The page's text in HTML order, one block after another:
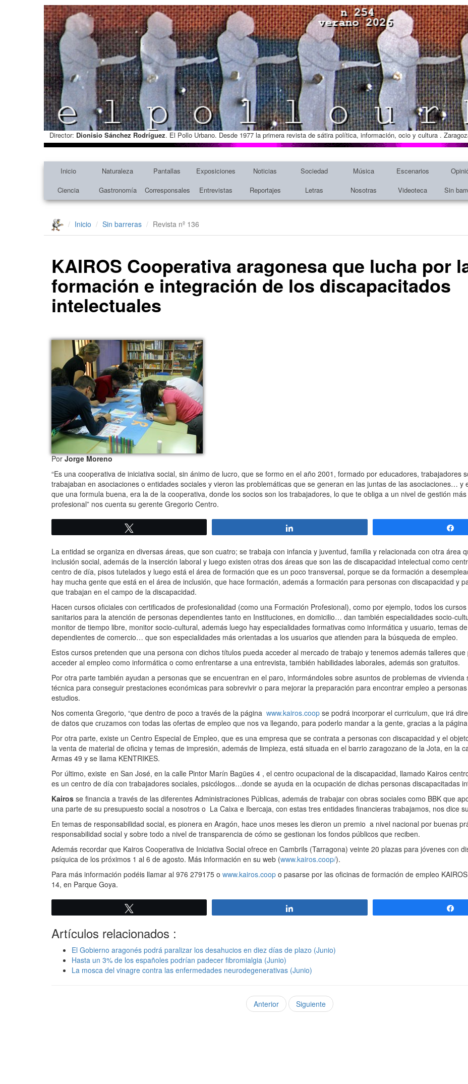
Director: Dionisio Sánchez Rodríguez. El Pollo Urbano. Desde 1977 la primera revista de sátira política, información, ocio y cultura .
Inicio Naturaleza Pantallas Exposiciones Noticias Sociedad Música Escenarios
Ciencia
Gastronomía Corresponsales Entrevistas Reportajes Letras Nosotras Videoteca Sin
Inicio Sin barreras Revista nº 136
KAIROS Cooperativa aragonesa que lucha por
formación e integración de los discapacitados
intelectuales
PorJorge Moreno
“Es una cooperativa de iniciativa social, sin ánimo de lucro, que se formo en el año 2001, formado por educadores, trabajadores
trabajaban en asociaciones o entidades sociales y vieron las problemáticas que se generan en las juntas de las asociaciones… y
que una formula buena, era la de la cooperativa, donde los socios son los trabajadores, lo que te obliga a un nivel de gestión
profesional” nos cuenta su gerente Gregorio Centro.
La entidad se organiza en diversas áreas, que son cuatro; se trabaja con infancia y juventud, familia y relacionada con otra área
inclusión social, además de la inserción laboral y luego existen otras dos áreas que son las de discapacidad intelectual como
centro de día, pisos tutelados y luego está el área de formación que es un poco transversal, porque se da formación a
hay mucha gente que está en el área de inclusión, que hace formación, además a formación para personas con discapacidad y
que trabajan en el campo de la discapacidad.
Hacen cursos oficiales con certificados de profesionalidad (como una Formación Profesional), como por ejemplo, todos los
sanitarios para la atención de personas dependientes tanto en Instituciones, en domicilio… dan también especialidades socio-
monitor de tiempo libre, monitor socio-cultural, además luego hay especialidades formativas como informática y usuario, temas
dependientes de comercio… que son especialidades más orientadas a los usuarios que atienden para la búsqueda de empleo.
Estos cursos pretenden que una persona con dichos títulos pueda acceder al mercado de trabajo y tenemos además talleres
acceder al empleo como informática o como enfrentarse a una entrevista, también habilidades laborales, además son gratuitos.
Por otra parte también ayudan a personas que se encuentran en el paro, informándoles sobre asuntos de problemas de
técnica para conseguir prestaciones económicas para sobrevivir o para mejorar la preparación para encontrar empleo a
estudios.
Nos comenta Gregorio, “que dentro de poco a través de la página www.kairos.coop se podrá incorporar el curriculum, que irá
de datos que cruzamos con todas las ofertas de empleo que nos va llegando, para poderlo mandar a la gente, gracias a la página
Por otra parte, existe un Centro Especial de Empleo, que es una empresa que se contrata a personas con discapacidad y el
la venta de material de oficina y temas de impresión, además de limpieza, está situada en el barrio zaragozano de la Jota, en la
Armas 49 y se llama KENTRIKES.
Por último, existe en San José, en la calle Pintor Marín Bagües 4 , el centro ocupacional de la discapacidad, llamado Kairos
es un centro de día con trabajadores sociales, psicólogos…donde se ayuda en la ocupación de dichas personas discapacitadas
Kairos se financia a través de las diferentes Administraciones Públicas, además de trabajar con obras sociales como BBK que
una parte de su presupuesto social a nosotros o La Caixa e Ibercaja, con estas tres entidades financieras trabajamos, nos dice
En temas de responsabilidad social, es pionera en Aragón, hace unos meses les dieron un premio a nivel nacional por buenas
responsabilidad social y sobre todo a nivel de transparencia de cómo se gestionan los fondos públicos que reciben.
Además recordar que Kairos Cooperativa de Iniciativa Social ofrece en Cambrils (Tarragona) veinte 20 plazas para jóvenes con
psíquica de los próximos 1 al 6 de agosto. Más información en su web (www.kairos.coop/).
Para más información podéis llamar al 976 279175 o www.kairos.coop o pasarse por las oficinas de formación de empleo
14, en Parque Goya.
Artículos relacionados :
El Gobierno aragonés podrá paralizar los desahucios en diez días de plazo (Junio)
Hasta un 3% de los españoles podrían padecer fibromialgia (Junio)
La mosca del vinagre contra las enfermedades neurodegenerativas (Junio)
Anterior Siguiente